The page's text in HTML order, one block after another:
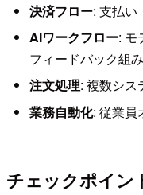
決済フロー: 支払い
AIワークフロー: モ
フィードバック組
注文処理: 複数シス
業務自動化: 従業員
チェックポイン